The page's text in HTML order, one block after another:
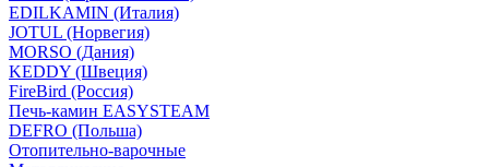
EDILKAMIN (Италия)
JOTUL (Норвегия)
MORSO (Дания)
KEDDY (Швеция)
FireBird (Россия)
Печь-камин EASYSTEAM
DEFRO (Польша)
Отопительно-варочные